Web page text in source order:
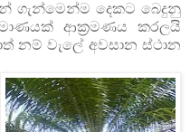
ගැන්මෙන්ම දෙකට බෙදුනු
ආක්‍රමණය කරලයි
නම් වැලේ අවසාන ස්ථාන